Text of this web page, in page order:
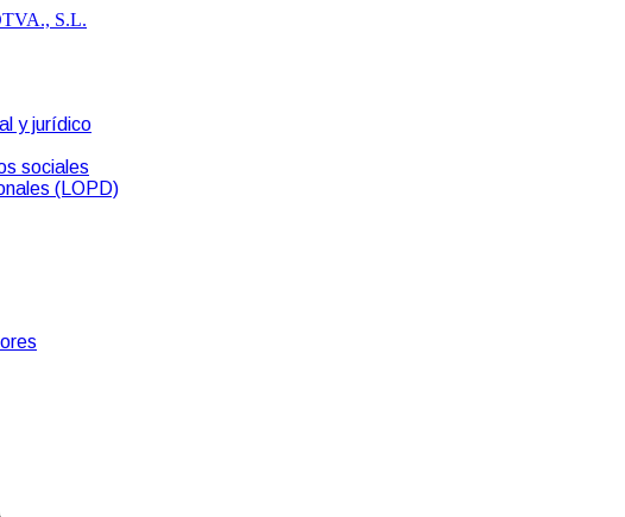
y jurídico
sociales
(LOPD)